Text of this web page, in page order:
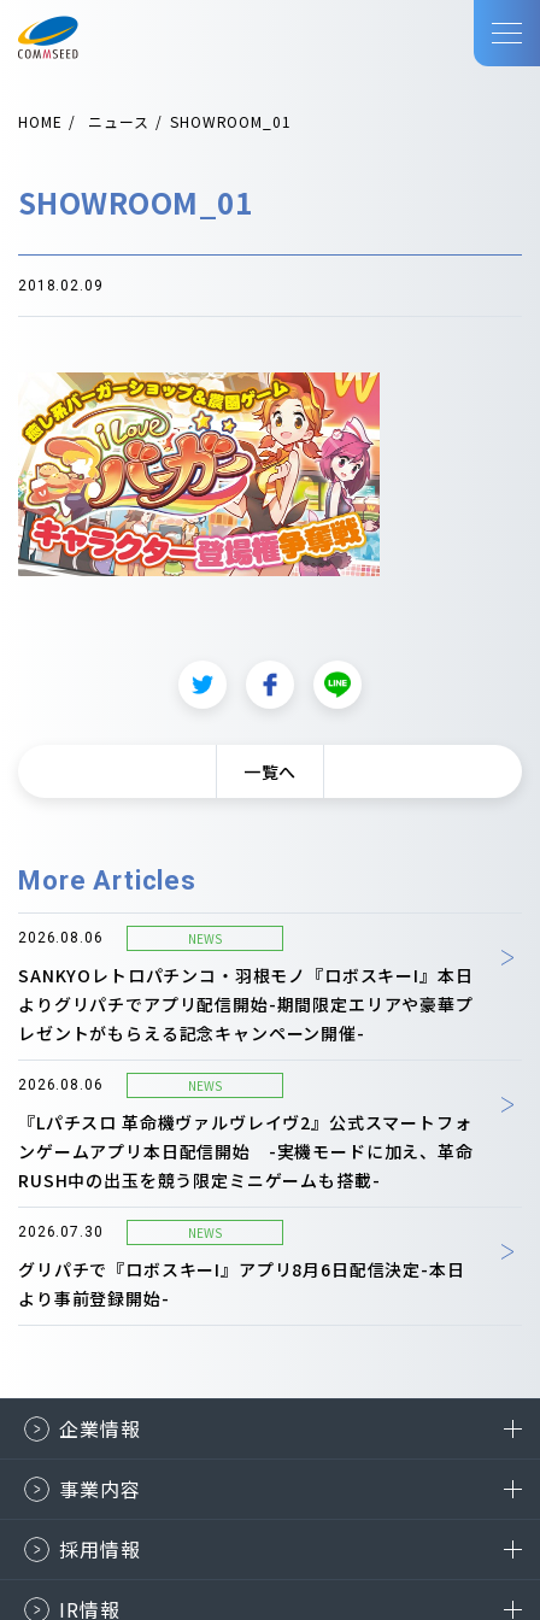
HOME ニュース SHOWROOM_01
SHOWROOM_01
2018.02.09
一覧へ
More Articles
2026.08.06 NEWS
SANKYOレトロパチンコ・羽根モノ『ロボスキーI』本日
よりグリパチでアプリ配信開始-期間限定エリアや豪華プ
レゼントがもらえる記念キャンペーン開催-
2026.08.06 NEWS
『Lパチスロ 革命機ヴァルヴレイヴ2』公式スマートフォ
ンゲームアプリ本日配信開始 -実機モードに加え、革命
RUSH中の出玉を競う限定ミニゲームも搭載-
2026.07.30 NEWS
グリパチで『ロボスキーI』アプリ8月6日配信決定-本日
より事前登録開始-
企業情報
事業内容
採用情報
IR情報